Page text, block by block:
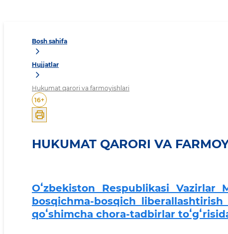
Bosh sahifa
Hujjatlar
Hukumat qarori va farmoyishlari
16+
HUKUMAT QARORI VA
Oʻzbekiston Respublikasi Vazirlar
bosqichma-bosqich
qoʻshimcha chora-tadbirlar